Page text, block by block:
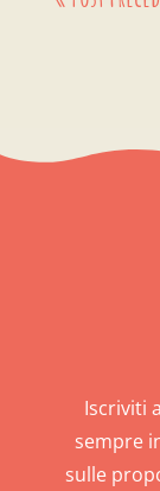
Iscriviti
sempre
sulle